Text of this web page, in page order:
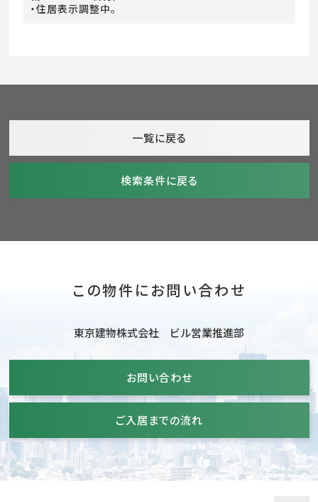
・住居表示調整中。
一覧に戻る
検索条件に戻る
この物件にお問い合わせ
東京建物株式会社 ビル営業推進部
お問い合わせ
ご入居までの流れ